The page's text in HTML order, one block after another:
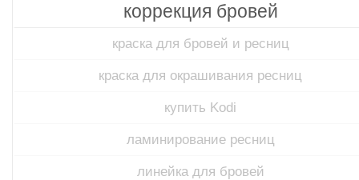
коррекция бровей
краска для бровей и ресниц
краска для окрашивания ресниц
купить Kodi
ламинирование ресниц
линейка для бровей